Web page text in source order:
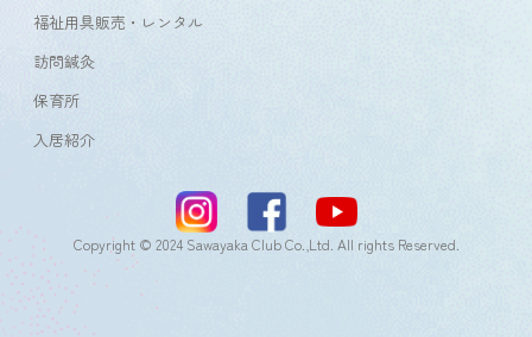
福祉用具販売・レンタル
訪問鍼灸
保育所
入居紹介
Copyright © 2024 Sawayaka Club Co.,Ltd. All rights Reserved.